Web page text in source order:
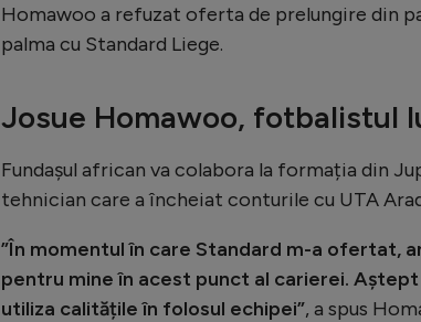
Homawoo a refuzat oferta de prelungire din
palma cu Standard Liege.
Josue Homawoo, fotbalistul
Fundașul african va colabora la formația din
tehnician care a încheiat conturile cu UTA
”În momentul în care Standard m-a ofertat,
pentru mine în acest punct al carierei.
utiliza calitățile în folosul echipei”, a spus